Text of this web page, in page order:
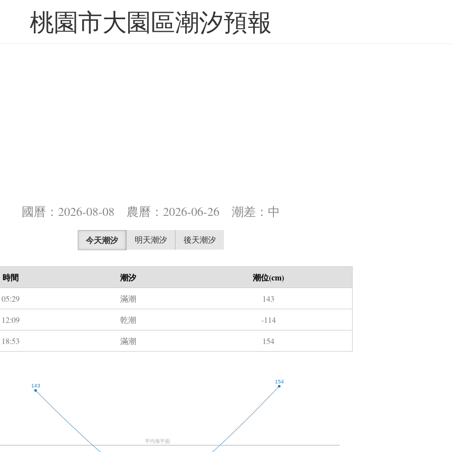
桃園市大園區潮汐預報
國曆：2026-08-08 農曆：2026-06-26 潮差：中
今天潮汐 明天潮汐 後天潮汐
時間 潮汐 潮位(cm)
05:29 滿潮
143
12:09
乾潮
-114
18:53
滿潮 154
143
154
平均海平面